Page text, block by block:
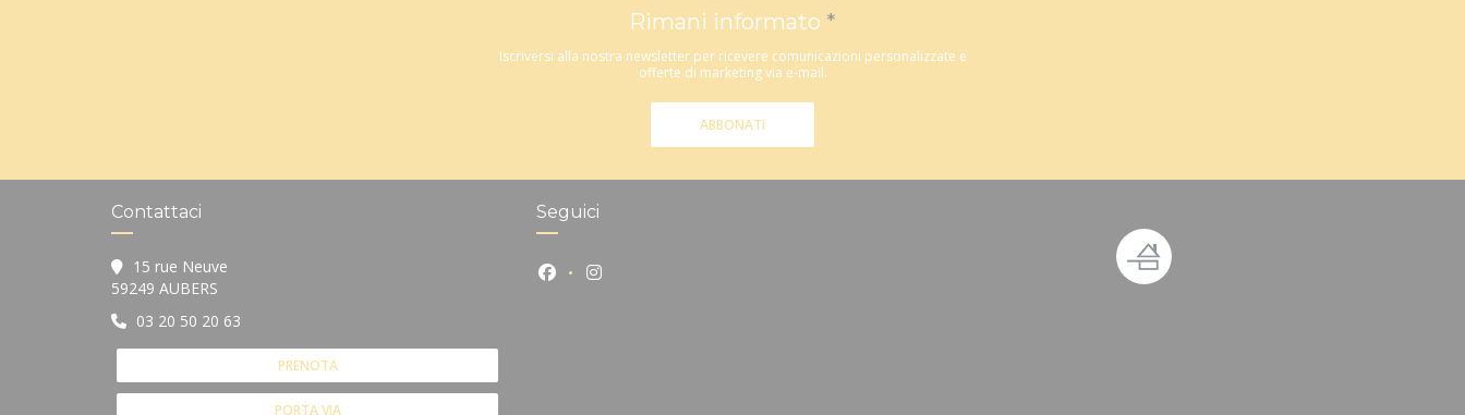
Rimani informato *
Iscriversi alla nostra newsletter per ricevere comunicazioni personalizzate e
offerte di marketing via e-mail.
ABBONATI
Contattaci
15 rue Neuve
59249 AUBERS
03 20 50 20 63
PRENOTA
PORTA VIA
Seguici
Facebook ((apre una nuova finestra))
Instagram ((apre una nuova finestra))